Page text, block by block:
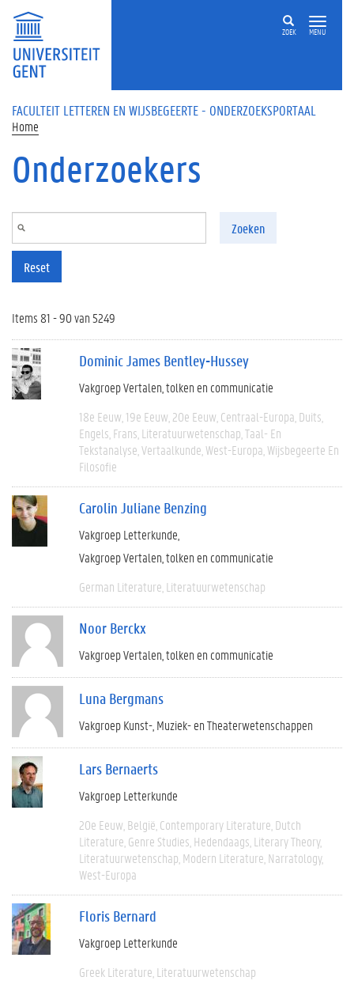
Overslaan en naar de inhoud gaan
ZOEK MENU
FACULTEIT LETTEREN EN WIJSBEGEERTE - ONDERZOEKSPORTAAL
Home
Onderzoekers
Zoeken
Reset
Items 81 - 90 van 5249
Dominic James Bentley-Hussey
Vakgroep Vertalen, tolken en communicatie
18e Eeuw 19e Eeuw 20e Eeuw Centraal-Europa Duits
Engels Frans Literatuurwetenschap Taal- En
Tekstanalyse Vertaalkunde West-Europa Wijsbegeerte En
Filosofie
Carolin Juliane Benzing
Vakgroep Letterkunde
Vakgroep Vertalen, tolken en communicatie
German Literature Literatuurwetenschap
Noor Berckx
Vakgroep Vertalen, tolken en communicatie
Luna Bergmans
Vakgroep Kunst-, Muziek- en Theaterwetenschappen
Lars Bernaerts
Vakgroep Letterkunde
20e Eeuw België Contemporary Literature Dutch
Literature Genre Studies Hedendaags Literary Theory
Literatuurwetenschap Modern Literature Narratology
West-Europa
Floris Bernard
Vakgroep Letterkunde
Greek Literature Literatuurwetenschap